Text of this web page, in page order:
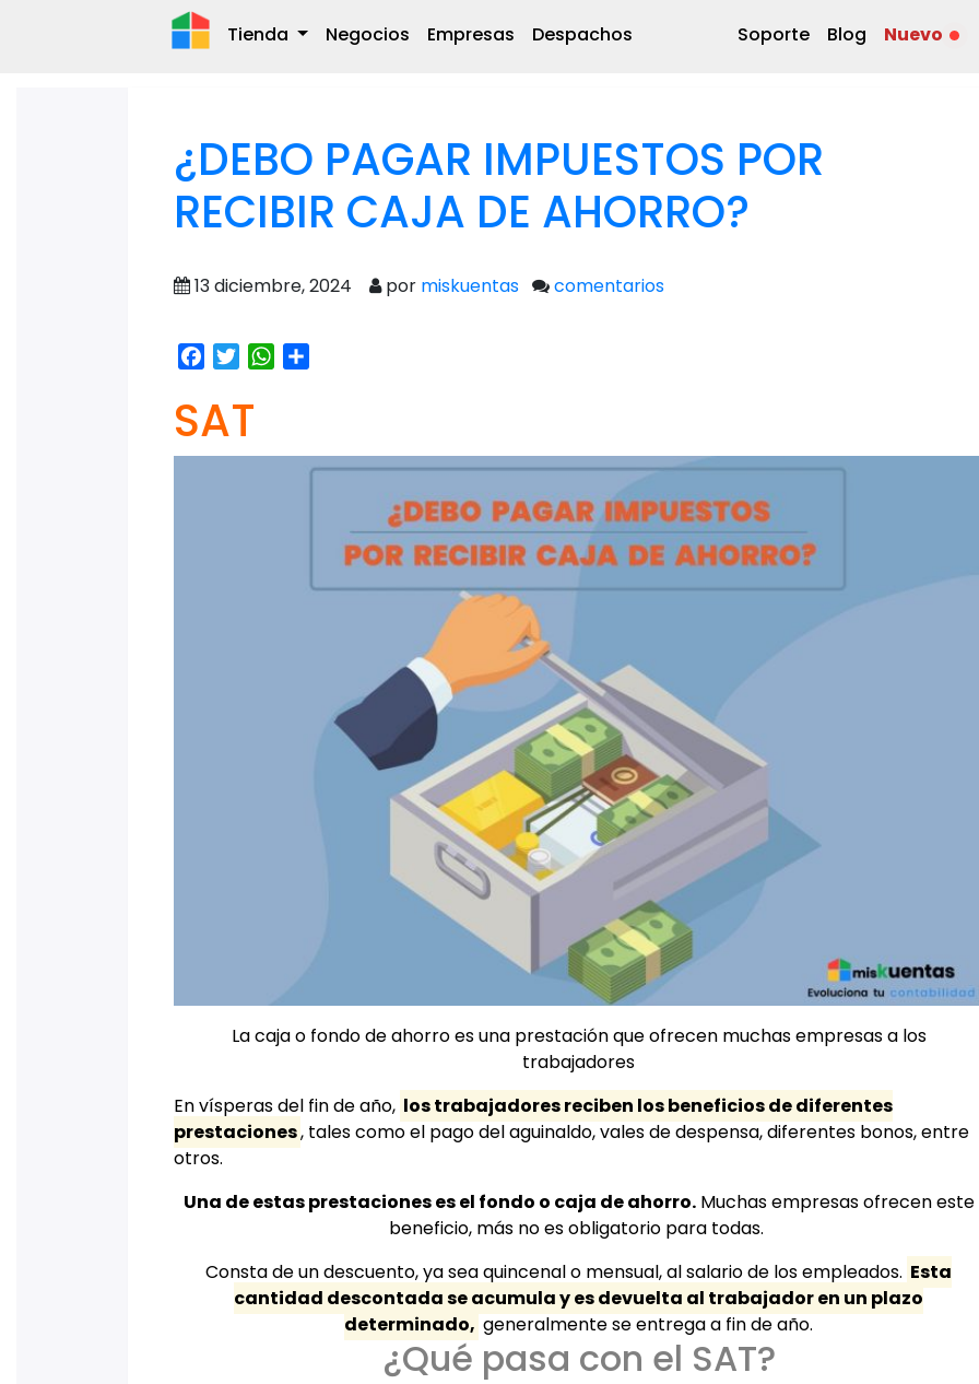
Tienda Negocios Empresas Despachos Soporte Blog Nuevo
¿DEBO PAGAR IMPUESTOS POR
RECIBIR CAJA DE AHORRO?
13 diciembre, 2024 por miskuentas comentarios
Facebook
TwitterWhatsApp
SAT
La caja o fondo de ahorro es una prestación que ofrecen muchas empresas a los
trabajadores
En vísperas del fin de año, los trabajadores reciben los beneficios de diferentes
prestaciones, tales como el pago del aguinaldo, vales de despensa, diferentes bonos, entre
otros.
Una de estas prestaciones es el fondo o caja de ahorro.Muchas empresas ofrecen este
beneficio, más no es obligatorio para todas.
Consta de un descuento, ya sea quincenal o mensual, al salario de los empleados. Esta
cantidad descontada se acumula y es devuelta al trabajador en un plazo
determinado, generalmente se entrega a fin de año.
¿Qué pasa con el SAT?